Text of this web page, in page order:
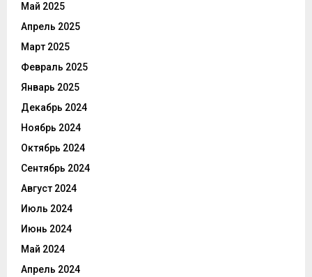
Май 2025
Апрель 2025
Март 2025
Февраль 2025
Январь 2025
Декабрь 2024
Ноябрь 2024
Октябрь 2024
Сентябрь 2024
Август 2024
Июль 2024
Июнь 2024
Май 2024
Апрель 2024